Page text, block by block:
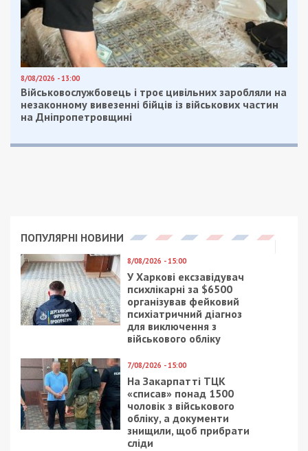
8/08/2026 - 13:00
Військовослужбовець і троє цивільних заробляли на
незаконному вивезенні бійців із військових частин
на Дніпропетровщині
ПОПУЛЯРНІ НОВИНИ
8/08/2026 - 15:00
У Харкові ексзавідувач
психлікарні за $6500
організував фейковий
психіатричний діагноз
для виключення з
військового обліку
7/08/2026 - 15:00
На Закарпатті ТЦК
«списав» понад 1500
чоловік з військового
обліку, а документи
знищили, щоб прибрати
сліди